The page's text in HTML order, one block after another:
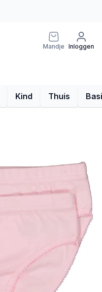
Mandje Inloggen
Kind Thuis